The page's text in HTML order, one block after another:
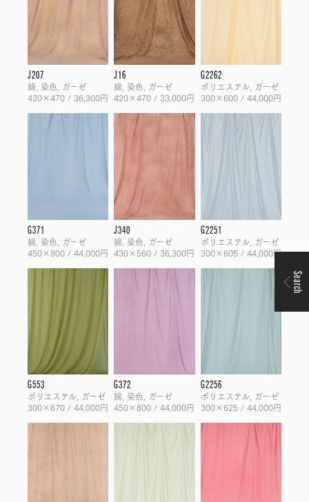
J207
綿, 染色, ガーゼ
420×470 / 36,300円
J16
綿, 染色, ガーゼ
420×470 / 33,000円
G2262
ポリエステル, ガーゼ
300×600 / 44,000円
G371
綿, 染色, ガーゼ
450×800 / 44,000円
J340
綿, 染色, ガーゼ
430×560 / 36,300円
G2251
ポリエステル, ガーゼ
300×605 / 44,000円
G553
ポリエステル, ガーゼ
300×670 / 44,000円
G372
綿, 染色, ガーゼ
450×800 / 44,000円
G2256
ポリエステル, ガーゼ
300×625 / 44,000円
Search